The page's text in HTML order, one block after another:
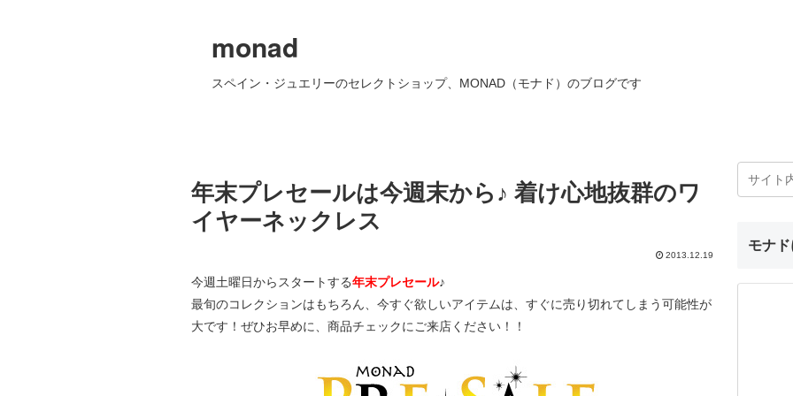
monad
スペイン・ジュエリーのセレクトショップ、MONAD（モナド）のブログです
年末プレセールは今週末から♪ 着け心地抜群のワ
イヤーネックレス
2013.12.19
今週土曜日からスタートする年末プレセール♪
最旬のコレクションはもちろん、今すぐ欲しいアイテムは、すぐに売り切れてしまう可能性が
大です！ぜひお早めに、商品チェックにご来店ください！！
モナ